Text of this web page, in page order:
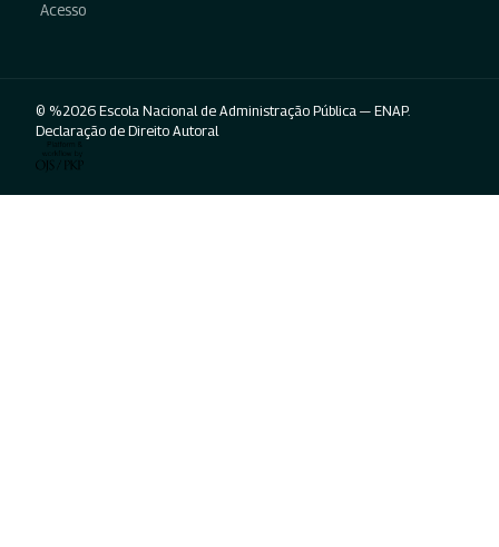
Acesso
© %2026 Escola Nacional de Administração Pública — ENAP.
Declaração de Direito Autoral